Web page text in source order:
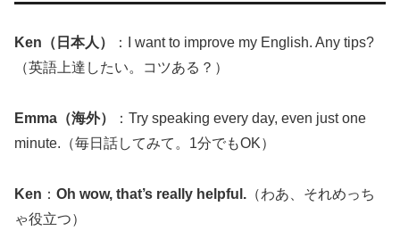
Ken（日本人）
：I want to improve my English. Any tips?
（英語上達したい。コツある？）
Emma（海外）
：Try speaking every day, even just one
minute.（毎日話してみて。1分でもOK）
Ken ： Oh wow, that’s really helpful. （わあ、それめっち
ゃ役立つ）